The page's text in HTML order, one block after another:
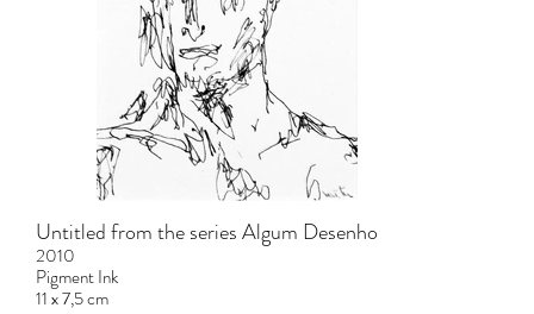
Untitled from the series Algum Desenho
2010
Pigment Ink
11 x 7,5 cm